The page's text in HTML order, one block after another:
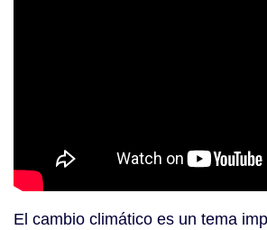
El cambio climático es un tema